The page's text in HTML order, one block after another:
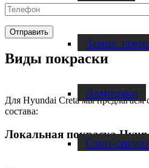
Замок
Лампочки
Стоп-
Виды покраски
Для Hyundai Creta мы
состава:
Локальная покраска